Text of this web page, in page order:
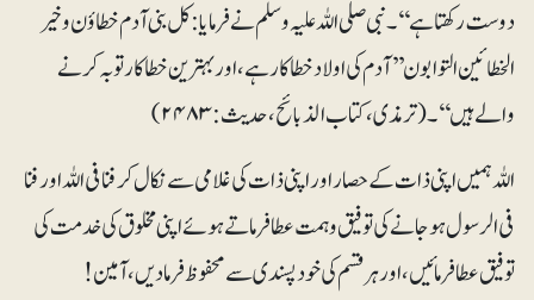
دوست رکھتا ہے‘‘ ۔ نبی صلی اللہ علیہ وسلم نے فرمایا: کل بنی آدم خطاؤن وخیر
الخطائین التوابون ’’ آدم کی اولاد خطا کار ہے، اور بہترین خطا کار توبہ کرنے
والے ہیں‘‘۔ (ترمذی، کتاب الذبائح، حدیث: ۲۴۸۳)
اللہ ہمیں اپنی ذات کے حصار اور اپنی ذات کی غلامی سے نکال کر فنا فی اللہ اور فنا
فی الرسول ہوجانے کی توفیق و ہمت عطا فرماتے ہوئے اپنی مخلوق کی خدمت کی
توفیق عطافرمائیں، اور ہر قسم کی خود پسندی سے محفوظ فرمادیں، آمین!